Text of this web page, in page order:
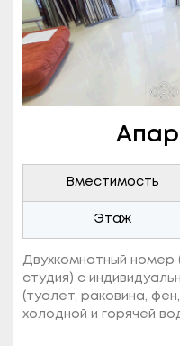
Вместимость
Этаж
Двухкомнатный номер
студия) c
(туалет, раковина,
холодной и горячей